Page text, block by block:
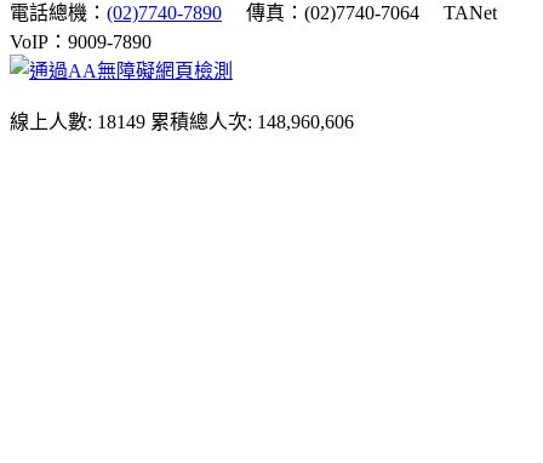
電話總機： (02)7740-7890 傳真：(02)7740-7064
TANet
VoIP：9009-7890
線上人數: 18149 累積總人次: 148,960,606